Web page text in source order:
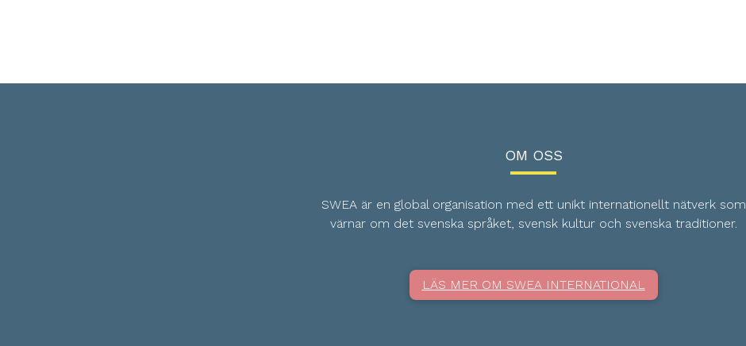
OM OSS
SWEA är en global organisation med ett unikt internationellt nätverk som
värnar om det svenska språket, svensk kultur och svenska traditioner.
LÄS MER OM SWEA INTERNATIONAL